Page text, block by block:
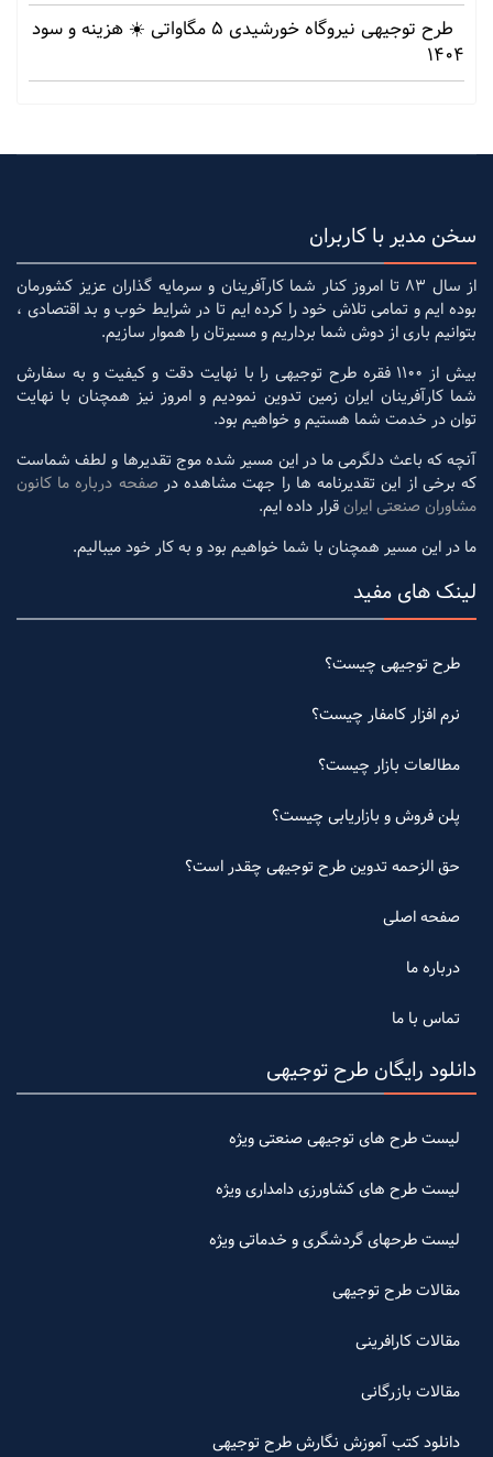
طرح توجیهی نیروگاه خورشیدی 5 مگاواتی ☀️ هزینه‌ و سود
1404
سخن مدیر با کاربران
از سال 83 تا امروز کنار شما کارآفرینان و سرمایه گذاران عزیز کشورمان
بوده ایم و تمامی تلاش خود را کرده ایم تا در شرایط خوب و بد اقتصادی ،
بتوانیم باری از دوش شما برداریم و مسیرتان را هموار سازیم.
بیش از 1100 فقره طرح توجیهی را با نهایت دقت و کیفیت و به سفارش
شما کارآفرینان ایران زمین تدوین نمودیم و امروز نیز همچنان با نهایت
توان در خدمت شما هستیم و خواهیم بود.
آنچه که باعث دلگرمی ما در این مسیر شده موج تقدیرها و لطف شماست
که برخی از این تقدیرنامه ها را جهت مشاهده در صفحه درباره ما کانون
مشاوران صنعتی ایرانقرار داده ایم.
ما در این مسیر همچنان با شما خواهیم بود و به کار خود میبالیم.
لینک های مفید
طرح توجیهی چیست؟
نرم افزار کامفار چیست؟
مطالعات بازار چیست؟
پلن فروش و بازاریابی چیست؟
حق الزحمه تدوین طرح توجیهی چقدر است؟
صفحه اصلی
درباره ما
تماس با ما
دانلود رایگان طرح توجیهی
لیست طرح های توجیهی صنعتی ویژه
لیست طرح های کشاورزی دامداری ویژه
لیست طرحهای گردشگری و خدماتی ویژه
مقالات طرح توجیهی
مقالات کارافرینی
مقالات بازرگانی
دانلود کتب آموزش نگارش طرح توجیهی